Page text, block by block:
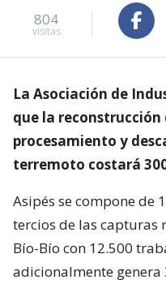
804
visitas
La Asociación de
que la reconstrucción
procesamiento y
terremoto costará
Asipés se compone de
tercios de las capturas
Bío-Bío con 12.500
adicionalmente